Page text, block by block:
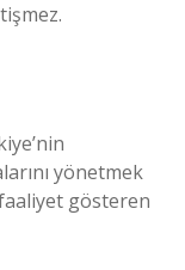
yönetmek
faaliyet gösteren